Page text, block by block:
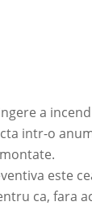
a
intr-o
este
ca, fara